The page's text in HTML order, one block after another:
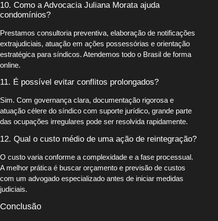
10. Como a Advocacia Juliana Morata ajuda
condomínios?
Prestamos consultoria preventiva, elaboração de notificações
extrajudiciais, atuação em ações possessórias e orientação
estratégica para síndicos. Atendemos todo o Brasil de forma
online.
11. É possível evitar conflitos prolongados?
Sim. Com governança clara, documentação rigorosa e
atuação célere do síndico com suporte jurídico, grande parte
das ocupações irregulares pode ser resolvida rapidamente.
12. Qual o custo médio de uma ação de reintegração?
O custo varia conforme a complexidade e a fase processual.
A melhor prática é buscar orçamento e previsão de custos
com um advogado especializado antes de iniciar medidas
judiciais.
Conclusão